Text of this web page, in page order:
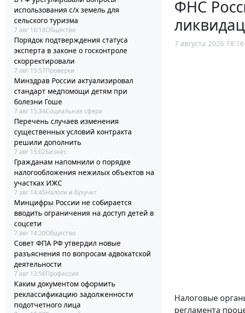
использования с/х земель для
сельского туризма
7 авг 16:18Общество
Порядок подтверждения статуса
эксперта в законе о госконтроле
скорректировали
7 авг 15:57Проверки
Минздрав России актуализировал
стандарт медпомощи детям при
болезни Гоше
7 авг 15:34Социальная сфера
Перечень случаев изменения
существенных условий контракта
решили дополнить
7 авг 15:02Бизнес
Гражданам напомнили о порядке
налогообложения нежилых объектов на
участках ИЖС
7 авг 14:45Налоги и бухучет
Минцифры России не собирается
вводить ограничения на доступ детей в
соцсети
7 авг 14:20Общество
Совет ФПА РФ утвердил новые
разъяснения по вопросам адвокатской
деятельности
7 авг 13:56Профессия
Каким документом оформить
реклассификацию задолженности
подотчетного лица
ФНС
7 августа 2026 18:16
Налоговые
регламента